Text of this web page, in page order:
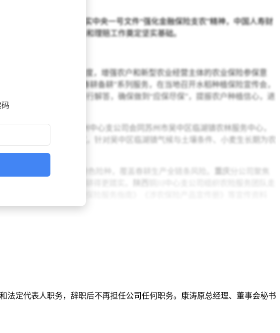
之重。为深入贯彻落实中央一号文件“强化金融保险支农”精神，中国人寿财
，为后续的保险服务和理赔工作奠定坚实基础。
户对惠农政策的知晓度，增强农户和新型农业经营主体的农业保险参保意
村、山下村等开展“春耕备耕”系列服务，在当地召开水稻种植保险宣传会，
会遇到的各种问题进行解答，确保做到“应保尽保”，提振农户种植信心，进
中国人寿财险
苏州中心支公司会同苏州市吴中区临湖镇农林服务中心，
田间地头指导等方式，针对吴中区临湖镇气候与土壤条件、小麦生长期为农
好评。
”“玉米产量保险”等特色险种，覆盖春耕生产全链条风险。
员还通过“i农险"APP演示线上报案、查勘定损等数字化服务功能。此外，身
动的春季农业生产带来不利影响。中国人寿财险山东济南市中心支公司接到
信息技术和专业查看设备，逐一对受损大棚和农作物损失进行详细评估，简
在协助好理赔查勘的同时，为受灾农户提供详细的技术指导，建议大家及时
积水，把灾害降低到最低程度。
现代化进程具有重要意义。
定代表人职务，辞职后不再担任公司任何职务。康涛原总经理、董事会秘书